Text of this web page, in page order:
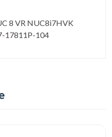
8 VR NUC8i7HVK
17811P-104